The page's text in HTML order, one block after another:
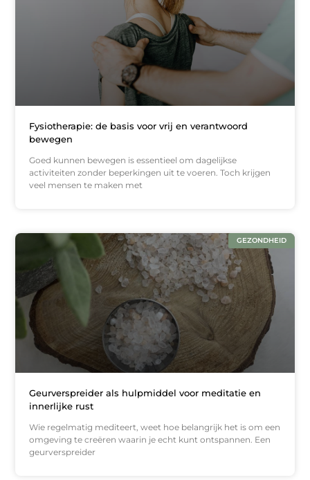
Fysiotherapie: de basis voor vrij en verantwoord
bewegen
Goed kunnen bewegen is essentieel om dagelijkse
activiteiten zonder beperkingen uit te voeren. Toch krijgen
veel mensen te maken met
GEZONDHEID
Geurverspreider als hulpmiddel voor meditatie en
innerlijke rust
Wie regelmatig mediteert, weet hoe belangrijk het is om een
omgeving te creëren waarin je echt kunt ontspannen. Een
geurverspreider